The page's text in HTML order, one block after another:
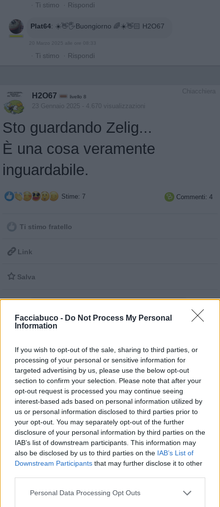
Facciabuco - Do Not Process My Personal
Information
If you wish to opt-out of the sale, sharing to third parties, or
processing of your personal or sensitive information for
targeted advertising by us, please use the below opt-out
section to confirm your selection. Please note that after your
opt-out request is processed you may continue seeing
interest-based ads based on personal information utilized by
us or personal information disclosed to third parties prior to
your opt-out. You may separately opt-out of the further
disclosure of your personal information by third parties on the
IAB’s list of downstream participants. This information may
also be disclosed by us to third parties on the IAB’s List of
Downstream Participants that may further disclose it to other
Personal Data Processing Opt Outs
· Ti stimo · Rispondi
Plat64: ☀️👋🖐️Buongiorno 🌈☀️👋🏻 H2O67
20 Marzo 2025 alle ore 08:33
· Ti stimo · Rispondi
Chiacchiera
H2O67 livello 8
23 Gennaio 2025 - 4.670 visualizzazioni
Sto guardando Zelig...
È una cosa veramente
inguardabile.
Stime: 7  Commenti: 4
Ti stimo fratello
 Link
 Salva
3
23 Gennaio 2025 alle ore 00:18
hamilton89 cambia canale
1
23 Gennaio 2025 alle ore 00:45
·Ti stimo·Rispondi
Vero. Fa dormire. Ma Dado è
grande.
23 Gennaio 2025 alle ore 05:43
·Ti stimo·Rispondi
Barbyturiko:A parte Dado che ormai dovrebbe stare
sul divano, non è male mi piace il nuovo ragazzino
🤣🤣🤣